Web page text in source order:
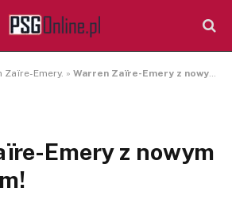
Zaïre-Emery. » Warren Zaïre-Emery z nowym kontraktem!
Emery z nowym